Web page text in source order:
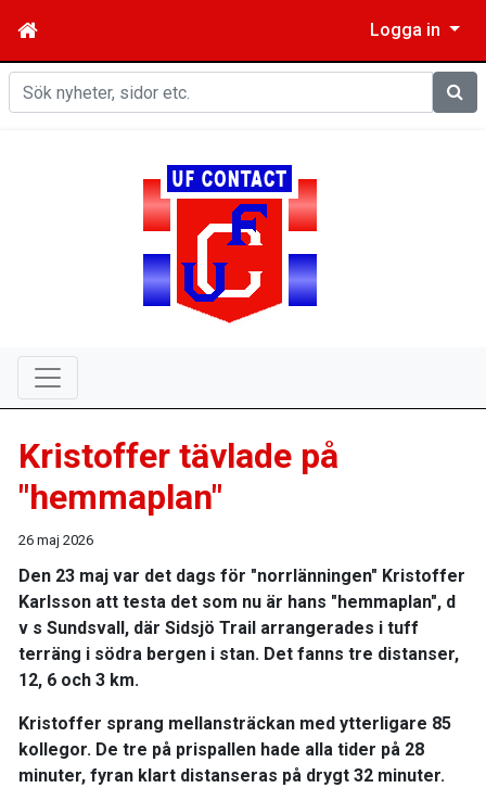
Logga in
Sök
Kristoffer tävlade på
"hemmaplan"
26 maj 2026
Den 23 maj var det dags för "norrlänningen" Kristoffer
Karlsson att testa det som nu är hans "hemmaplan", d
v s Sundsvall, där Sidsjö Trail arrangerades i tuff
terräng i södra bergen i stan. Det fanns tre distanser,
12, 6 och 3 km.
Kristoffer sprang mellansträckan med ytterligare 85
kollegor. De tre på prispallen hade alla tider på 28
minuter, fyran klart distanseras på drygt 32 minuter.